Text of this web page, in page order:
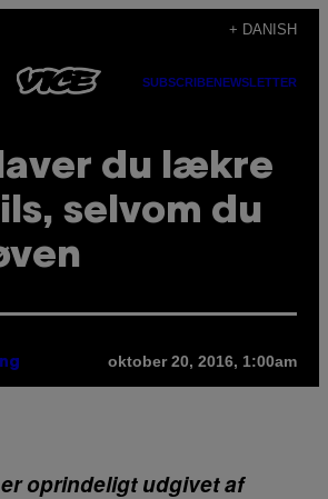
+ DANISH
SUBSCRIBENEWSLETTER
du lækre
selvom du
oktober 20, 2016, 1:00am
oprindeligt udgivet af